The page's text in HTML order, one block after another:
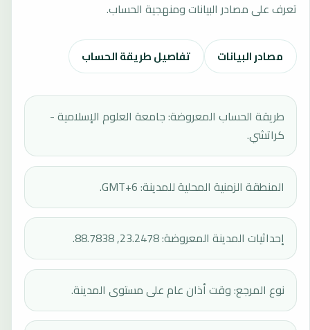
تعرف على مصادر البيانات ومنهجية الحساب.
مصادر البيانات تفاصيل طريقة الحساب
طريقة الحساب المعروضة: جامعة العلوم الإسلامية -
كراتشي.
المنطقة الزمنية المحلية للمدينة: GMT+6.
إحداثيات المدينة المعروضة: 23.2478, 88.7838.
نوع المرجع: وقت أذان عام على مستوى المدينة.